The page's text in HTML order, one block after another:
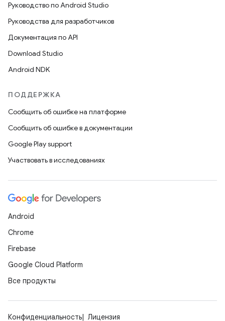
Руководство по Android Studio
Руководства для разработчиков
Документация по API
Download Studio
Android NDK
ПОДДЕРЖКА
Сообщить об ошибке на платформе
Сообщить об ошибке в документации
Google Play support
Участвовать в исследованиях
Android
Chrome
Firebase
Google Cloud Platform
Все продукты
Конфиденциальность
Лицензия